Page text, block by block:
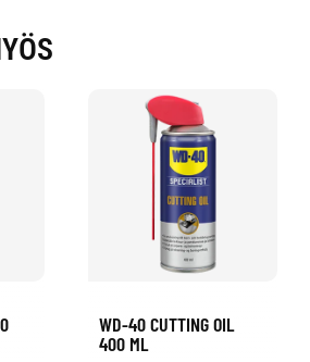
WD-40 CUTTING OIL
400 ML